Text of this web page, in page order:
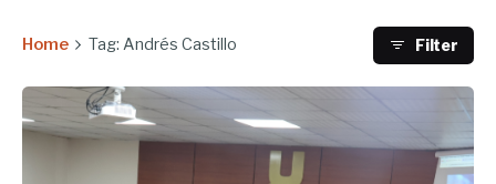
Home Tag: Andrés Castillo Filter